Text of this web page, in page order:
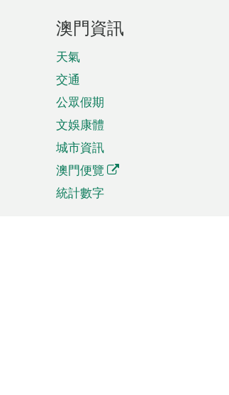
澳門資訊
天氣
交通
公眾假期
文娛康體
城市資訊
澳門便覽
統計數字